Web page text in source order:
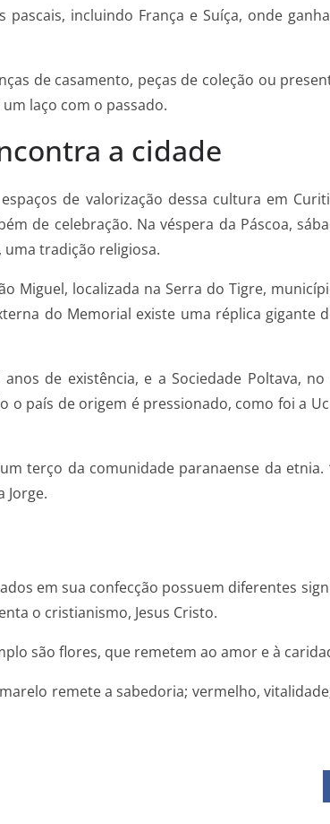
incluindo França e Suíça, onde
de casamento, peças de coleção ou
laço com o passado.
a cidade
de valorização dessa cultura em
de celebração. Na véspera da Páscoa,
tradição religiosa.
Miguel, localizada na Serra do Tigre,
do Memorial existe uma réplica gigante
de existência, e a Sociedade Poltava,
país de origem é pressionado, como foi a
terço da comunidade paranaense da
Jorge.
em sua confecção possuem diferentes
o cristianismo, Jesus Cristo.
são flores, que remetem ao amor e à
remete a sabedoria; vermelho,